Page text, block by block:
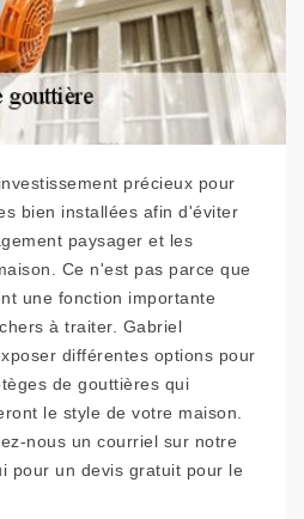
précieux pour
bien installées afin d'éviter
paysager et les
Ce n'est pas parce que
une fonction importante
à traiter. Gabriel
différentes options pour
de gouttières qui
le style de votre maison.
nous un courriel sur notre
pour un devis gratuit pour le